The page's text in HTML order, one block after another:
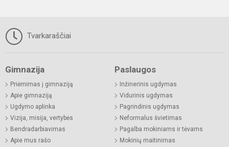
Tvarkaraščiai
Gimnazija
Priėmimas į gimnaziją
Apie gimnaziją
Ugdymo aplinka
Vizija, misija, vertybės
Bendradarbiavimas
Apie mus rašo
Paslaugos
Inžinerinis ugdymas
Vidurinis ugdymas
Pagrindinis ugdymas
Neformalus švietimas
Pagalba mokiniams ir tėvams
Mokinių maitinimas